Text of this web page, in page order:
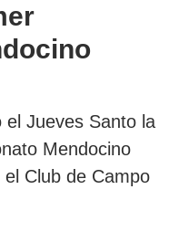
el Jueves Santo la
Mendocino
Club de Campo